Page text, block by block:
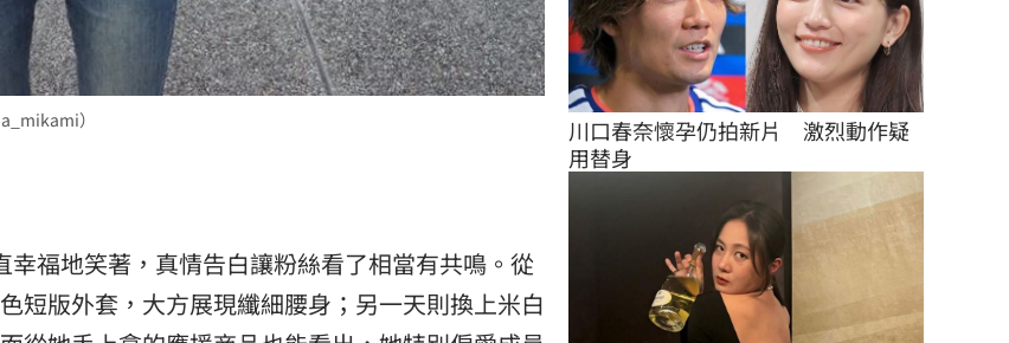
）
福地笑著，真情告白讓粉絲看了相當有共鳴。從
短版外套，大方展現纖細腰身；另一天則換上米白
川口春奈懷孕仍拍新片　激烈動作疑
用替身